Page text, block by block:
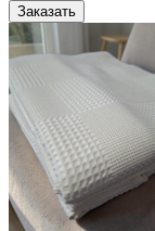
Заказать